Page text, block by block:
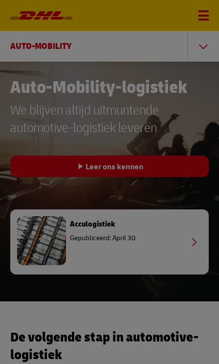
AUTO-MOBILITY
Auto-Mobility-logistiek
We blijven altijd uitmuntende
automotive-logistiek leveren
Leer ons kennen
Acculogistiek
Gepubliceerd: April 30
De volgende stap in automotive-
logistiek